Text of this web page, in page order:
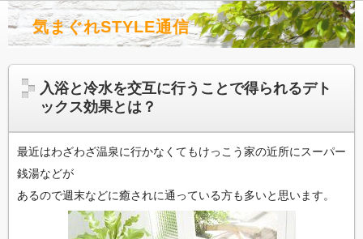
気まぐれSTYLE通信
入浴と冷水を交互に行うことで得られるデト
ックス効果とは？
最近はわざわざ温泉に行かなくてもけっこう家の近所にスーパー
銭湯などが
あるので週末などに癒されに通っている方も多いと思います。